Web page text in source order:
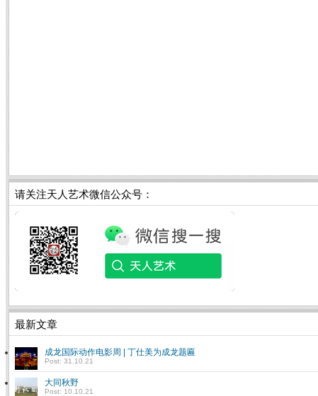
请关注天人艺术微信公众号：
最新文章
成龙国际动作电影周 | 丁仕美为成龙题匾
Post: 31.10.21
大同秋野
Post: 10.10.21